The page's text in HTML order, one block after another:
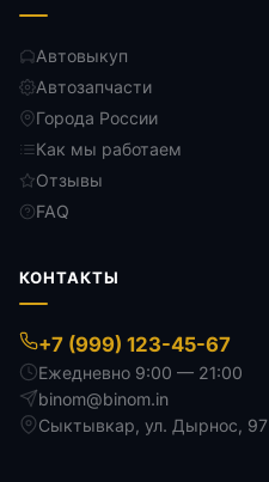
Автовыкуп
Автозапчасти
Города России
Как мы работаем
Отзывы
FAQ
КОНТАКТЫ
+7 (999) 123-45-67
Ежедневно 9:00 — 21:00
binom@binom.in
Сыктывкар, ул. Дырнос, 97